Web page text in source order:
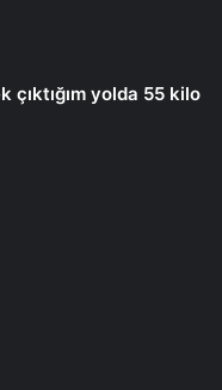
çıktığım yolda 55 kilo